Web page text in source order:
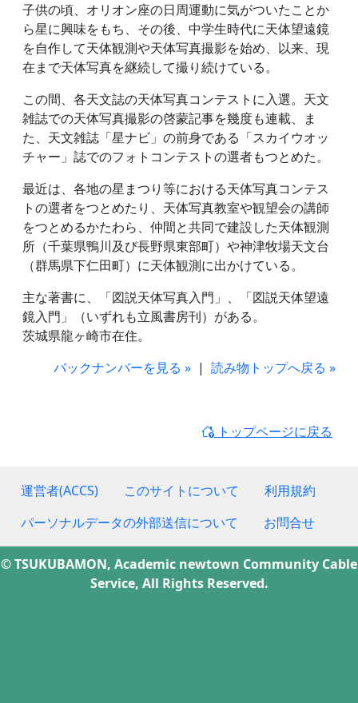
子供の頃、オリオン座の日周運動に気がついたことか
ら星に興味をもち、その後、中学生時代に天体望遠鏡
を自作して天体観測や天体写真撮影を始め、以来、現
在まで天体写真を継続して撮り続けている。
この間、各天文誌の天体写真コンテストに入選。天文
雑誌での天体写真撮影の啓蒙記事を幾度も連載、ま
た、天文雑誌「星ナビ」の前身である「スカイウオッ
チャー」誌でのフォトコンテストの選者もつとめた。
最近は、各地の星まつり等における天体写真コンテス
トの選者をつとめたり、天体写真教室や観望会の講師
をつとめるかたわら、仲間と共同で建設した天体観測
所（千葉県鴨川及び長野県東部町）や神津牧場天文台
（群馬県下仁田町）に天体観測に出かけている。
主な著書に、「図説天体写真入門」、「図説天体望遠
鏡入門」（いずれも立風書房刊）がある。
茨城県龍ヶ崎市在住。
バックナンバーを見る » | 読み物トップへ戻る »
トップページに戻る
運営者(ACCS) このサイトについて
利用規約
パーソナルデータの外部送信について
お問合せ
© TSUKUBAMON, Academic newtown Community Cable
Service, All Rights Reserved.